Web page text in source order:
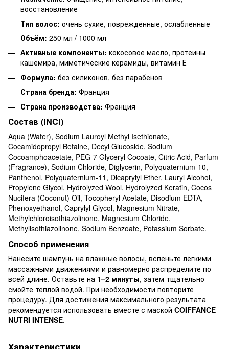
восстановление
Тип волос: очень сухие, повреждённые, ослабленные
Объём: 250 мл / 1000 мл
Активные компоненты: кокосовое масло, протеины
кашемира, миметические керамиды, витамин Е
Формула: без силиконов, без парабенов
Страна бренда: Франция
Страна производства: Франция
Состав (INCI)
Aqua (Water), Sodium Lauroyl Methyl Isethionate,
Cocamidopropyl Betaine, Decyl Glucoside, Sodium
Cocoamphoacetate, PEG-7 Glyceryl Cocoate, Citric Acid, Parfum
(Fragrance), Sodium Chloride, Diglycerin, Polyquaternium-10,
Panthenol, Polyquaternium-11, Dicaprylyl Ether, Lauryl Alcohol,
Propylene Glycol, Hydrolyzed Wool, Hydrolyzed Keratin, Cocos
Nucifera (Coconut) Oil, Tocopheryl Acetate, Disodium EDTA,
Phenoxyethanol, Caprylyl Glycol, Magnesium Nitrate,
Methylchloroisothiazolinone, Magnesium Chloride,
Methylisothiazolinone, Sodium Benzoate, Potassium Sorbate.
Способ применения
Нанесите шампунь на влажные волосы, вспеньте лёгкими
массажными движениями и равномерно распределите по
всей длине. Оставьте на 1–2 минуты, затем тщательно
смойте тёплой водой. При необходимости повторите
процедуру. Для достижения максимального результата
рекомендуется использовать вместе с маской COIFFANCE
NUTRI INTENSE.